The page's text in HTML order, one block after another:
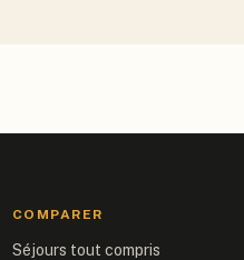
COMPARER
Séjours tout compris